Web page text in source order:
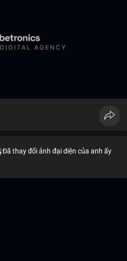
Đã thay đổi ảnh đại diện của anh ấy